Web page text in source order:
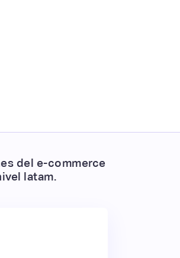
del e-commerce
latam.